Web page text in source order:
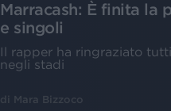
Marracash: È finita la
e singoli
Il rapper ha ringraziato
negli stadi
di Mara Bizzoco